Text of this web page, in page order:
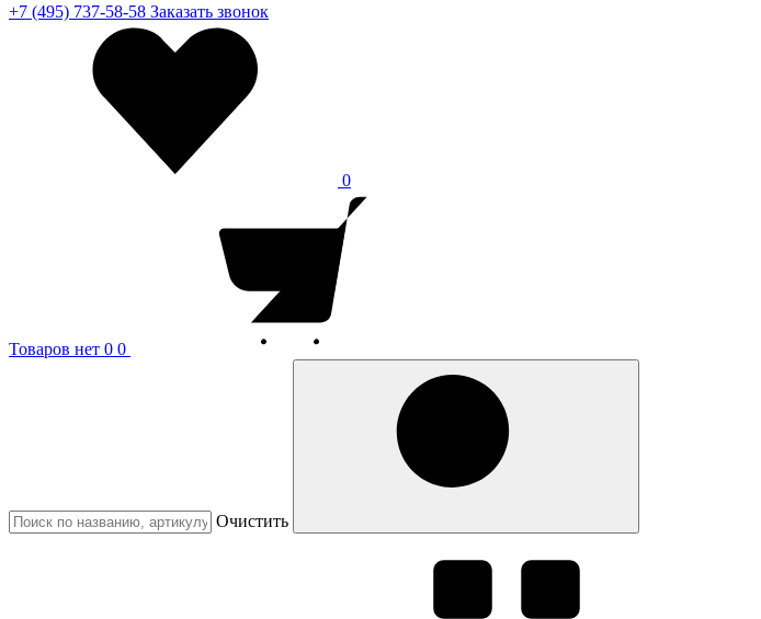
+7 (495) 737-58-58 Заказать звонок
0
Товаров нет 0 0
Очистить